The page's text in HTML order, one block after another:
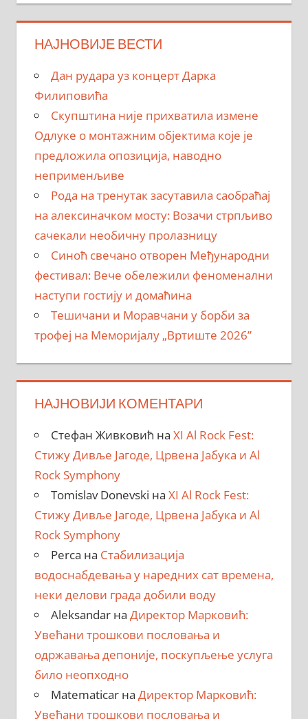
НАЈНОВИЈЕ ВЕСТИ
Дан рудара уз концерт Дарка
Филиповића
Скупштина није прихватила измене
Одлуке о монтажним објектима које је
предложила опозиција, наводно
неприменљиве
Рода на тренутак засутавила саобраћај
на алексиначком мосту: Возачи стрпљиво
сачекали необичну пролазницу
Синоћ свечано отворен Међународни
фестивал: Вече обележили феноменални
наступи гостију и домаћина
Тешичани и Моравчани у борби за
трофеј на Меморијалу „Вртиште 2026”
НАЈНОВИЈИ КОМЕНТАРИ
Стефан Живковић на XI Al Rock Fest:
Стижу Дивље Јагоде, Црвена Јабука и Al
Rock Symphony
Tomislav Donevski на XI Al Rock Fest:
Стижу Дивље Јагоде, Црвена Јабука и Al
Rock Symphony
Perca на Стабилизација
водоснабдевања у наредних сат времена,
неки делови града добили воду
Aleksandarна Директор Марковић:
Увећани трошкови пословања и
одржавања депоније, поскупљење услуга
било неопходно
Matematicarна Директор Марковић:
Увећани трошкови пословања и